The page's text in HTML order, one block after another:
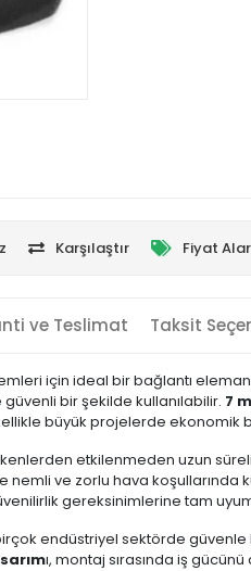
Karşılaştır Fiyat
ve Teslimat Taksit
için ideal bir bağlantı
bir şekilde kullanılabilir. 7
büyük projelerde ekonomik
etkilenmeden uzun
nemli ve zorlu hava koşullarında
gereksinimlerine tam
endüstriyel sektörde güvenle
ı, montaj sırasında iş gücünü